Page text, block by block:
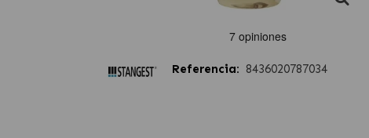
Referencia: 8436020787034